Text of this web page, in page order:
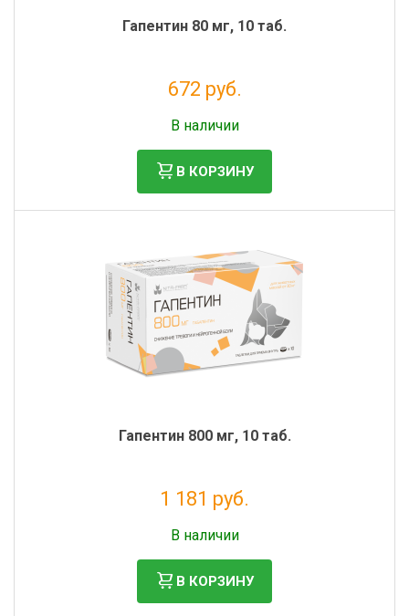
Гапентин 80 мг, 10 таб.
672 руб.
В наличии
В КОРЗИНУ
Гапентин 800 мг, 10 таб.
1 181 руб.
В наличии
В КОРЗИНУ